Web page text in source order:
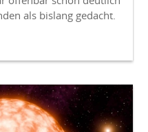
als bislang gedacht.